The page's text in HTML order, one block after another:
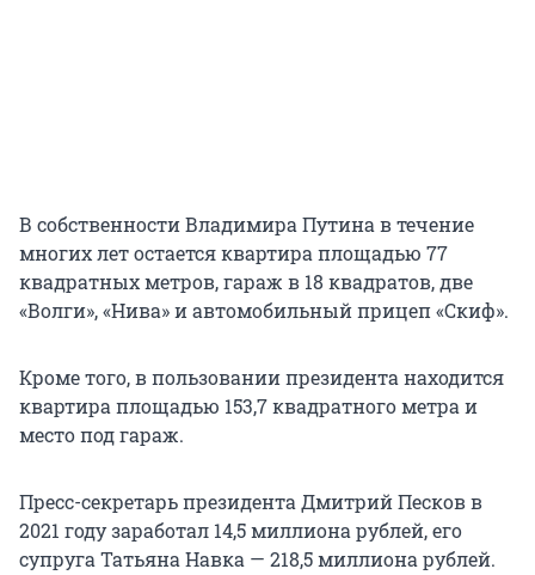
В собственности Владимира Путина в течение
многих лет остается квартира площадью 77
квадратных метров, гараж в 18 квадратов, две
«Волги», «Нива» и автомобильный прицеп «Скиф».
Кроме того, в пользовании президента находится
квартира площадью 153,7 квадратного метра и
место под гараж.
Пресс-секретарь президента Дмитрий Песков в
2021 году заработал 14,5 миллиона рублей, его
супруга Татьяна Навка — 218,5 миллиона рублей.